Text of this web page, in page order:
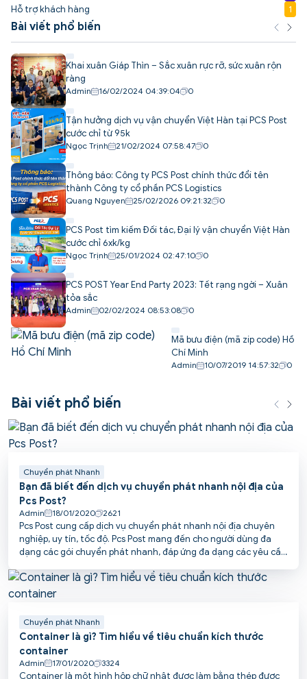
Hỗ trợ khách hàng
1
Bài viết phổ biến
Khai xuân Giáp Thìn – Sắc xuân rực rỡ, sức xuân rộn
ràng
Admin 16/02/2024 04:39:04 0
Tận hưởng dịch vụ vận chuyển Việt Hàn tại PCS Post
cước chỉ từ 95k
Ngọc Trịnh 21/02/2024 07:58:47 0
Thông báo: Công ty PCS Post chính thức đổi tên
thành Công ty cổ phần PCS Logistics
Quang Nguyen 25/02/2026 09:21:32 0
PCS Post tìm kiếm Đối tác, Đại lý vận chuyển Việt Hàn
cước chỉ 6xk/kg
Ngọc Trịnh 25/01/2024 02:47:10 0
PCS POST Year End Party 2023: Tết rạng ngời – Xuân
tỏa sắc
Admin 02/02/2024 08:53:08 0
Mã bưu điện (mã zip code) Hồ
Chí Minh
Admin 10/07/2019 14:57:32 0
Bài viết phổ biến
Chuyển phát Nhanh
Bạn đã biết đến dịch vụ chuyển phát nhanh nội địa của
Pcs Post?
Admin 18/01/2020 2621
Pcs Post cung cấp dịch vụ chuyển phát nhanh nội địa chuyên
nghiệp, uy tín, tốc độ. Pcs Post mang đến cho người dùng đa
dạng các gói chuyển phát nhanh, đáp ứng đa dạng các yêu cầu
vận chuyển
Chuyển phát Nhanh
Container là gì? Tìm hiểu về tiêu chuẩn kích thước
container
Admin 17/01/2020 3324
Container là một hình hộp chữ nhật được làm bằng thép được